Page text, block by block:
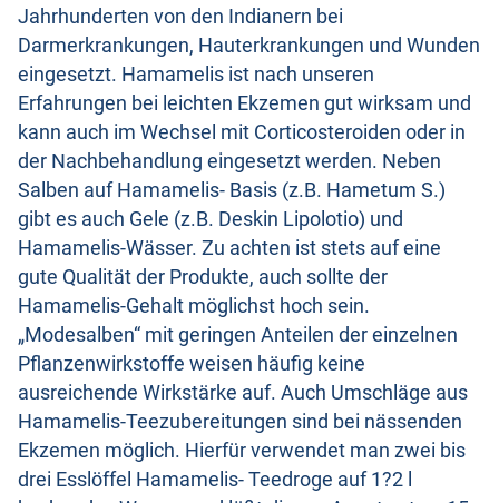
Jahrhunderten von den Indianern bei
Darmerkrankungen, Hauterkrankungen und Wunden
eingesetzt. Hamamelis ist nach unseren
Erfahrungen bei leichten Ekzemen gut wirksam und
kann auch im Wechsel mit Corticosteroiden oder in
der Nachbehandlung eingesetzt werden. Neben
Salben auf Hamamelis- Basis (z.B. Hametum S.)
gibt es auch Gele (z.B. Deskin Lipolotio) und
Hamamelis-Wässer. Zu achten ist stets auf eine
gute Qualität der Produkte, auch sollte der
Hamamelis-Gehalt möglichst hoch sein.
„Modesalben“ mit geringen Anteilen der einzelnen
Pflanzenwirkstoffe weisen häufig keine
ausreichende Wirkstärke auf. Auch Umschläge aus
Hamamelis-Teezubereitungen sind bei nässenden
Ekzemen möglich. Hierfür verwendet man zwei bis
drei Esslöffel Hamamelis- Teedroge auf 1?2 l